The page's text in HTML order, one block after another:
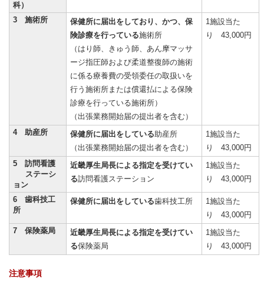
科）
3 施術所
保健所に届出をしており、かつ、保
険診療を行っている施術所
（はり師、きゅう師、あん摩マッサ
ージ指圧師および柔道整復師の施術
に係る療養費の受領委任の取扱いを
行う施術所または償還払による保険
診療を行っている施術所）
（出張業務開始届の提出者を含む）
1施設当た
り 43,000円
4 助産所 保健所に届出をしている助産所
（出張業務開始届の提出者を含む）
1施設当た
り 43,000円
5 訪問看護
ステーシ
ョン
近畿厚生局長による指定を受けてい
る訪問看護ステーション
1施設当た
り 43,000円
6 歯科技工
所
保健所に届出をしている歯科技工所
1施設当た
り 43,000円
7 保険薬局
近畿厚生局長による指定を受けてい
る保険薬局
1施設当た
り 43,000円
注意事項